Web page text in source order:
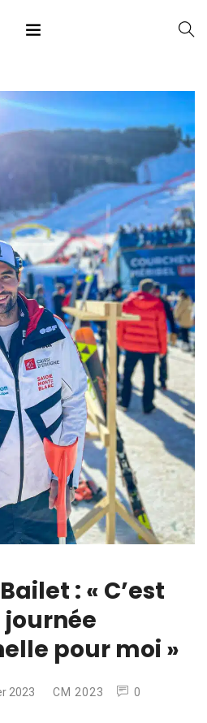
: « C’est
journée
pour moi »
2023 CM 2023
0